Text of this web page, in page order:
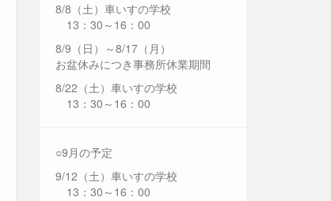
8/8（土）車いすの学校
13：30～16：00
8/9（日）～8/17（月）
お盆休みにつき事務所休業期間
8/22（土）車いすの学校
13：30～16：00
○9月の予定
9/12（土）車いすの学校
13：30～16：00